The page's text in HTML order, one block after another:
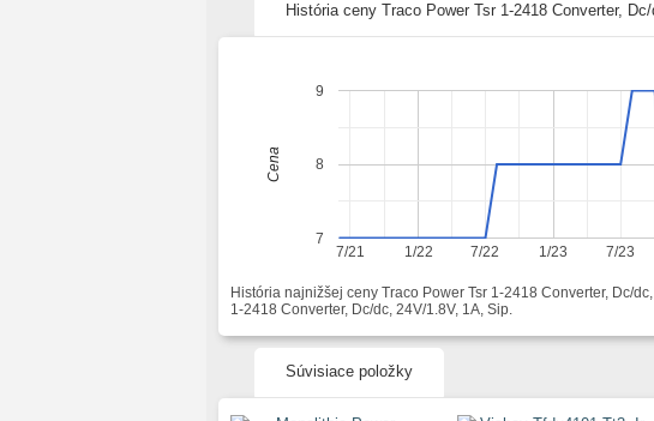
História ceny Traco Power Tsr 1-2418 Converter,
1/22 1/23
7/21 7/22 7/23
7
8
9
Cena
História najnižšej ceny Traco Power Tsr 1-2418 Converter, Dc/
1-2418 Converter, Dc/dc, 24V/1.8V, 1A, Sip.
Súvisiace položky